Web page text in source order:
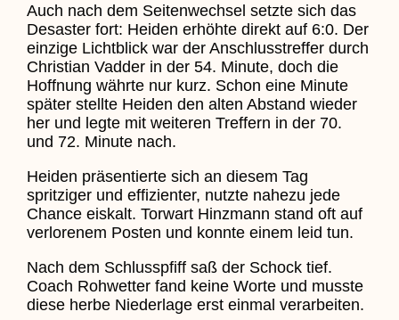
Auch nach dem Seitenwechsel setzte sich das
Desaster fort: Heiden erhöhte direkt auf 6:0. Der
einzige Lichtblick war der Anschlusstreffer durch
Christian Vadder in der 54. Minute, doch die
Hoffnung währte nur kurz. Schon eine Minute
später stellte Heiden den alten Abstand wieder
her und legte mit weiteren Treffern in der 70.
und 72. Minute nach.
Heiden präsentierte sich an diesem Tag
spritziger und effizienter, nutzte nahezu jede
Chance eiskalt. Torwart Hinzmann stand oft auf
verlorenem Posten und konnte einem leid tun.
Nach dem Schlusspfiff saß der Schock tief.
Coach Rohwetter fand keine Worte und musste
diese herbe Niederlage erst einmal verarbeiten.